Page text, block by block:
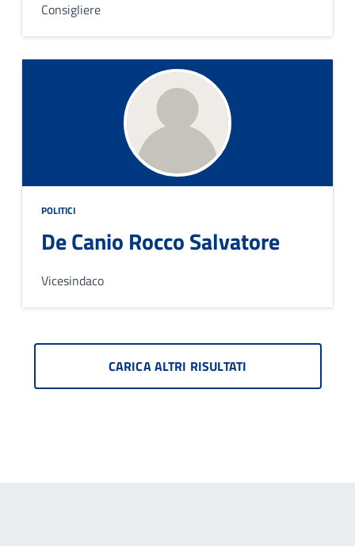
Consigliere
POLITICI
De Canio Rocco Salvatore
Vicesindaco
CARICA ALTRI RISULTATI